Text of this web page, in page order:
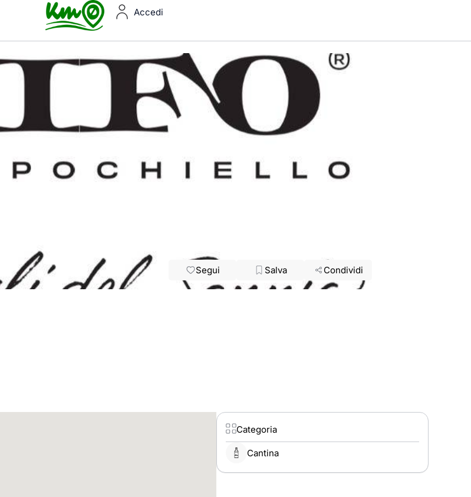
Accedi
Segui Salva Condividi
Categoria
Cantina